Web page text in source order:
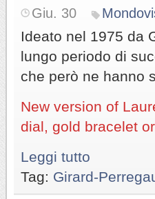
Giu. 30
Ideato nel 1975 da
lungo periodo di
che però ne hanno
New version of
dial, gold bracelet
Leggi tutto
Tag: Girard-